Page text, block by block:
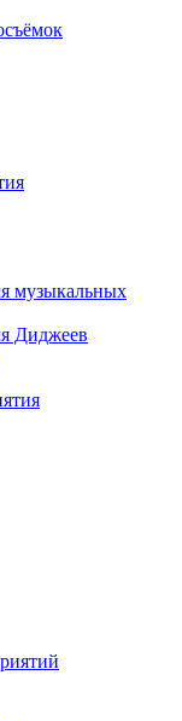
музыкальных
Диджеев